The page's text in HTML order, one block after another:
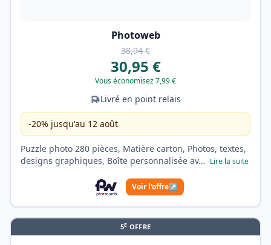
Photoweb
38,94 €
30,95 €
Vous économisez 7,99 €
Livré en point relais
-20% jusqu'au 12 août
Puzzle photo 280 pièces, Matière carton, Photos, textes,
designs graphiques, Boîte personnalisée av… Lire la suite
Voir l'offre↗
5E OFFRE